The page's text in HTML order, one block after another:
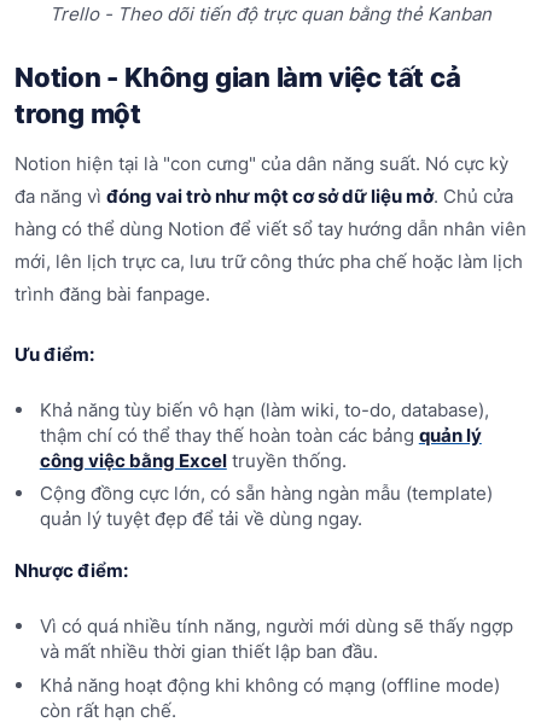
Trello - Theo dõi tiến độ trực quan bằng thẻ Kanban
Notion - Không gian làm việc tất cả
trong một
Notion hiện tại là "con cưng" của dân năng suất. Nó cực kỳ
đa năng vì đóng vai trò như một cơ sở dữ liệu mở. Chủ cửa
hàng có thể dùng Notion để viết sổ tay hướng dẫn nhân viên
mới, lên lịch trực ca, lưu trữ công thức pha chế hoặc làm lịch
trình đăng bài fanpage.
Ưu điểm:
Khả năng tùy biến vô hạn (làm wiki, to-do, database),
thậm chí có thể thay thế hoàn toàn các bảng quản lý
công việc bằng Exceltruyền thống.
Cộng đồng cực lớn, có sẵn hàng ngàn mẫu (template)
quản lý tuyệt đẹp để tải về dùng ngay.
Nhược điểm:
Vì có quá nhiều tính năng, người mới dùng sẽ thấy ngợp
và mất nhiều thời gian thiết lập ban đầu.
Khả năng hoạt động khi không có mạng (offline mode)
còn rất hạn chế.